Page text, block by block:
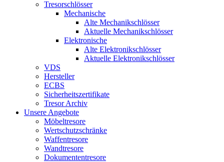
Tresorschlösser
Mechanische
Alte Mechanikschlösser
Aktuelle Mechanikschlösser
Elektronische
Alte Elektronikschlösser
Aktuelle Elektronikschlösser
VDS
Hersteller
ECBS
Sicherheitszertifikate
Tresor Archiv
Unsere Angebote
Möbeltresore
Wertschutzschränke
Waffentresore
Wandtresore
Dokumententresore